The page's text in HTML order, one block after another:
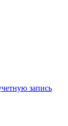
запись